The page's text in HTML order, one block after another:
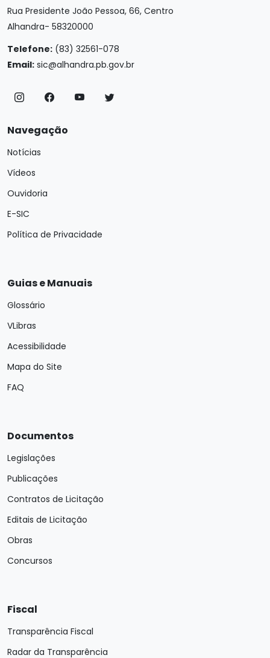
Rua Presidente João Pessoa, 66, Centro
Alhandra- 58320000
Telefone: (83) 32561-078
Email: sic@alhandra.pb.gov.br
Navegação
Notícias
Vídeos
Ouvidoria
E-SIC
Política de Privacidade
Guias e Manuais
Glossário
VLibras
Acessibilidade
Mapa do Site
FAQ
Documentos
Legislações
Publicações
Contratos de Licitação
Editais de Licitação
Obras
Concursos
Fiscal
Transparência Fiscal
Radar da Transparência